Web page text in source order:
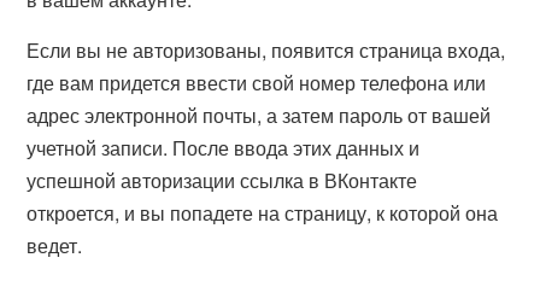
Если вы не авторизованы, появится страница входа,
где вам придется ввести свой номер телефона или
адрес электронной почты, а затем пароль от вашей
учетной записи. После ввода этих данных и
успешной авторизации ссылка в ВКонтакте
откроется, и вы попадете на страницу, к которой она
ведет.